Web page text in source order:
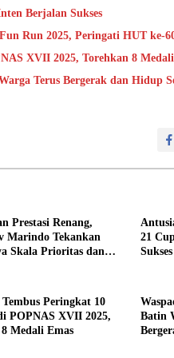
Berjalan Sukses
Run 2025, Peringati HUT ke-
XVII 2025, Torehkan 8
Terus Bergerak dan Hidup
Prestasi Renang,
Marindo Tekankan
Skala Prioritas dan
21
Sukses
Peringkat 10
POPNAS XVII 2025,
Medali Emas
Batin